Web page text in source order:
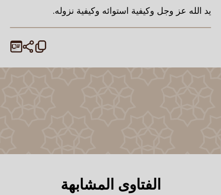
يد الله عز وجل وكيفية استوائه وكيفية نزوله.
الفتاوى المشابهة